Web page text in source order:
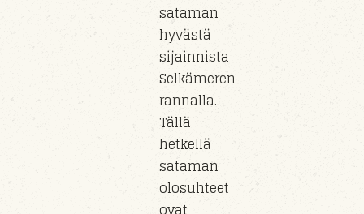
sataman
hyvästä
sijainnista
Selkämeren
rannalla.
Tällä
hetkellä
sataman
olosuhteet